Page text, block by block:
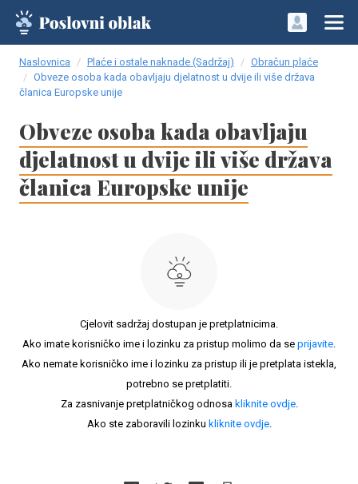
Naslovnica Plaće i ostale naknade (Sadržaj)
Obračun plaće
Obveze osoba kada obavljaju djelatnost u dvije ili više država
članica Europske unije
Obveze osoba kada obavljaju
djelatnost u dvije ili više država
članica Europske unije
Cjelovit sadržaj dostupan je pretplatnicima.
Ako imate korisničko ime i lozinku za pristup molimo da se prijavite.
Ako nemate korisničko ime i lozinku za pristup ili je pretplata istekla,
potrebno se pretplatiti.
Za zasnivanje pretplatničkog odnosa kliknite ovdje.
Ako ste zaboravili lozinku kliknite ovdje.